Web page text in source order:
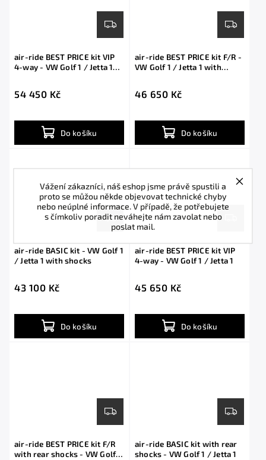
Vážení zákazníci, náš eshop jsme právě spustili a
proto se můžou někde objevovat technické chyby
nebo neúplné informace. V případě, že potřebujete
s čímkoliv poradit neváhejte nám zavolat nebo
poslat mail.
air-ride BEST PRICE kit VIP
4-way - VW Golf 1 / Jetta 1
54 450 Kč
Do košíku
air-ride BEST PRICE kit F/R -
VW Golf 1 / Jetta 1 with
46 650 Kč
Do košíku
air-ride BASIC kit - VW Golf 1
/ Jetta 1 with shocks
43 100 Kč
Do košíku
air-ride BEST PRICE kit VIP
4-way - VW Golf 1 / Jetta 1
45 650 Kč
Do košíku
air-ride BEST PRICE kit F/R
with rear shocks - VW Golf 1
air-ride BASIC kit with rear
shocks - VW Golf 1 / Jetta 1